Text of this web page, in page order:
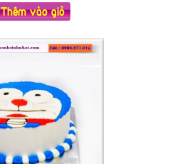
Thêm vào giỏ